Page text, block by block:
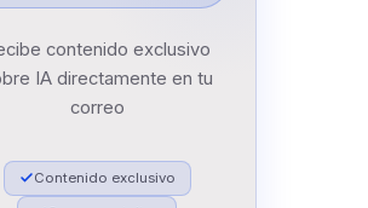
contenido exclusivo
IA directamente en tu
correo
Contenido exclusivo